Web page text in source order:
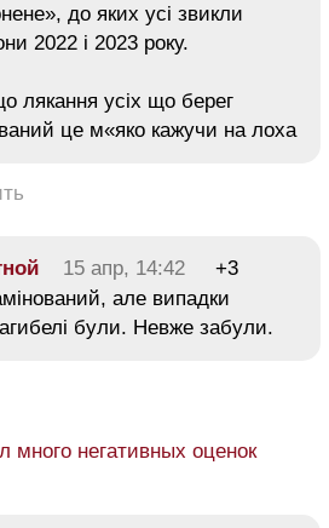
до яких усі звикли
2022 і 2023 року.
лякання усіх що берег
це м«яко кажучи на лоха
15 апр, 14:42
+3
але випадки
були. Невже забули.
много негативных оценок